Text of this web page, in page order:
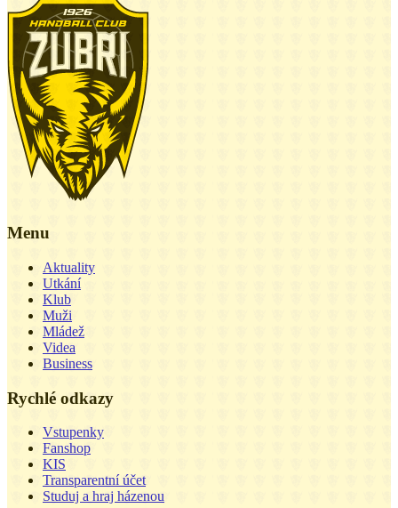
Menu
Aktuality
Utkání
Klub
Muži
Mládež
Videa
Business
Rychlé odkazy
Vstupenky
Fanshop
KIS
Transparentní účet
Studuj a hraj házenou